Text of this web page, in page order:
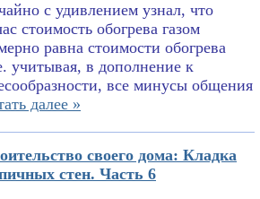
с удивлением узнал, что
стоимость обогрева газом
равна стоимости обогрева
учитывая, в дополнение к
все минусы общения
далее »
своего дома: Кладка
стен. Часть 6